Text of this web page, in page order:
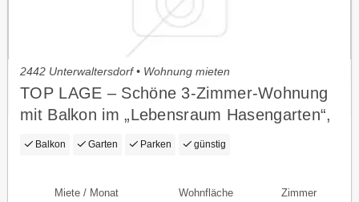
2442 Unterwaltersdorf • Wohnung mieten
TOP LAGE – Schöne 3-Zimmer-Wohnung
mit Balkon im „Lebensraum Hasengarten“,
Unterwaltersdorf
Balkon Garten Parken günstig
Miete / Monat Wohnfläche Zimmer